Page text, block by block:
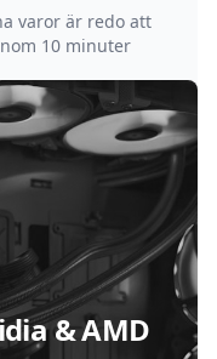
varor är redo att
10 minuter
& AMD